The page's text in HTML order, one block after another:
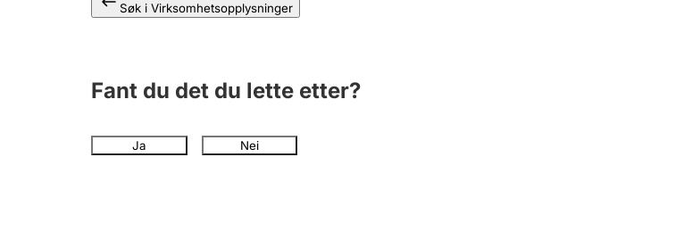
Søk i Virksomhetsopplysninger
Fant du det du lette etter?
Ja Nei